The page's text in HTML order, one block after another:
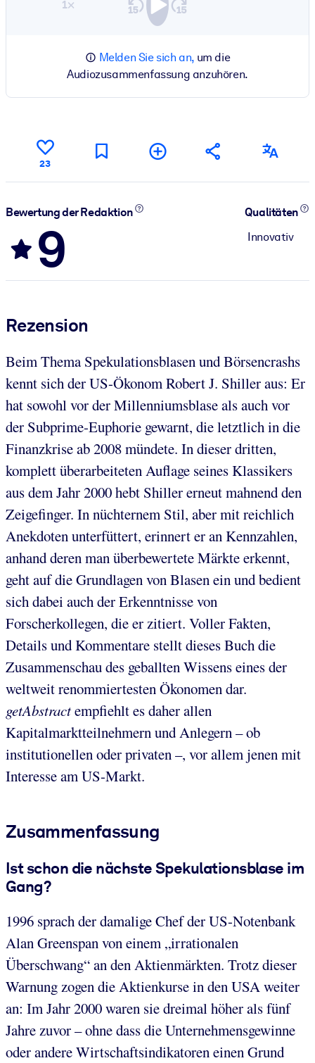
1×
Melden Sie sich an,um die
Audiozusammenfassung anzuhören.
23
Bewertung der Redaktion
9
Qualitäten
Innovativ
Rezension
Beim Thema Spekulationsblasen und Börsencrashs
kennt sich der US-Ökonom Robert J. Shiller aus: Er
hat sowohl vor der Millenniumsblase als auch vor
der Subprime-Euphorie gewarnt, die letztlich in die
Finanzkrise ab 2008 mündete. In dieser dritten,
komplett überarbeiteten Auflage seines Klassikers
aus dem Jahr 2000 hebt Shiller erneut mahnend den
Zeigefinger. In nüchternem Stil, aber mit reichlich
Anekdoten unterfüttert, erinnert er an Kennzahlen,
anhand deren man überbewertete Märkte erkennt,
geht auf die Grundlagen von Blasen ein und bedient
sich dabei auch der Erkenntnisse von
Forscherkollegen, die er zitiert. Voller Fakten,
Details und Kommentare stellt dieses Buch die
Zusammenschau des geballten Wissens eines der
weltweit renommiertesten Ökonomen dar.
getAbstractempfiehlt es daher allen
Kapitalmarktteilnehmern und Anlegern – ob
institutionellen oder privaten –, vor allem jenen mit
Interesse am US-Markt.
Zusammenfassung
Ist schon die nächste Spekulationsblase im
Gang?
1996 sprach der damalige Chef der US-Notenbank
Alan Greenspan von einem „irrationalen
Überschwang“ an den Aktienmärkten. Trotz dieser
Warnung zogen die Aktienkurse in den USA weiter
an: Im Jahr 2000 waren sie dreimal höher als fünf
Jahre zuvor – ohne dass die Unternehmensgewinne
oder andere Wirtschaftsindikatoren einen Grund